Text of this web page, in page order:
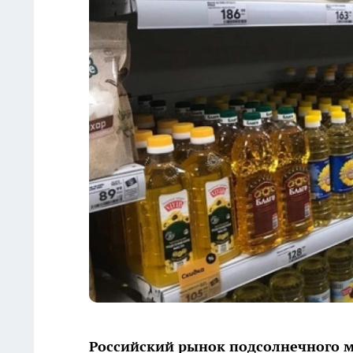
Российский рынок подсолнечного